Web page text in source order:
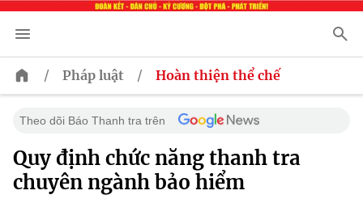
/ Pháp luật / Hoàn thiện thể chế
Theo dõi Báo Thanh tra trên
Quy định chức năng thanh tra
chuyên ngành bảo hiểm